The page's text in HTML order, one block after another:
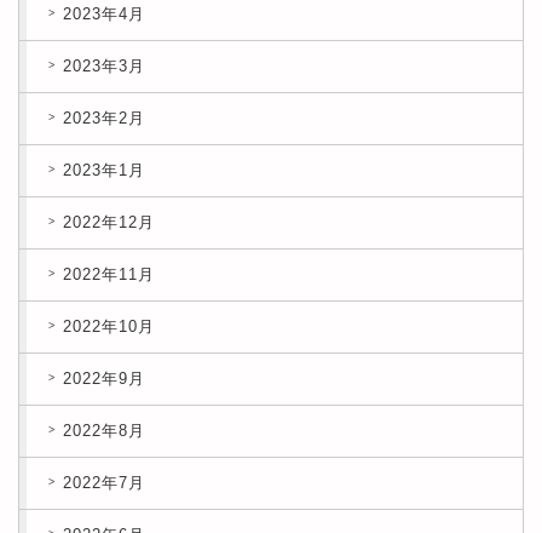
2023年4月
2023年3月
2023年2月
2023年1月
2022年12月
2022年11月
2022年10月
2022年9月
2022年8月
2022年7月